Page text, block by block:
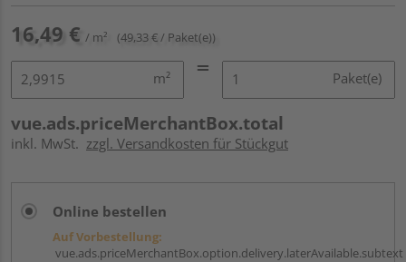
16,49 € / m² (49,33 € / Paket(e))
m² Paket(e)
vue.ads.priceMerchantBox.total
inkl. MwSt. zzgl. Versandkosten für Stückgut
Online bestellen
Auf Vorbestellung:
vue.ads.priceMerchantBox.option.delivery.laterAvailable.subtext